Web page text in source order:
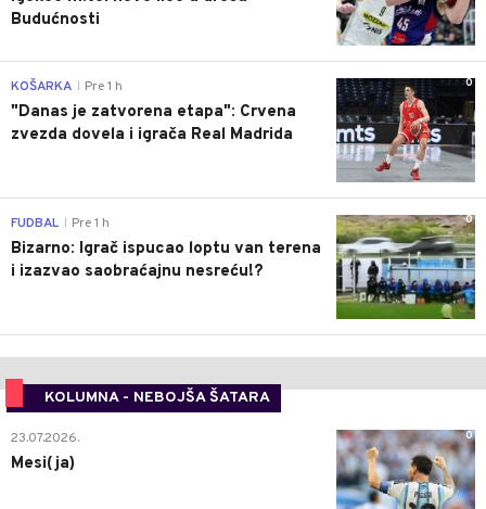
Budućnosti
0
KOŠARKA Pre 1 h
"Danas je zatvorena etapa": Crvena
zvezda dovela i igrača Real Madrida
0
FUDBAL Pre 1 h
Bizarno: Igrač ispucao loptu van terena
i izazvao saobraćajnu nesreću!?
KOLUMNA - NEBOJŠA ŠATARA
0
23.07.2026.
Mesi(ja)